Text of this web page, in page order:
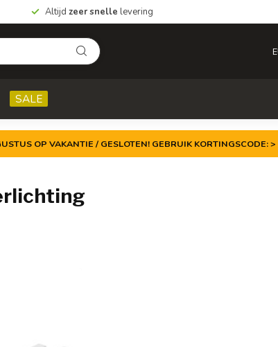
Altijd zeer snelle levering
SALE
OP VAKANTIE / GESLOTEN! GEBRUIK KORTINGSCODE: